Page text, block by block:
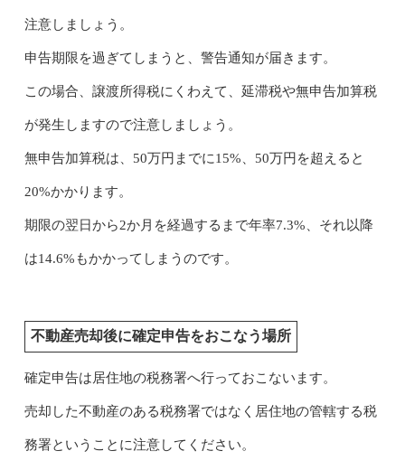
注意しましょう。
申告期限を過ぎてしまうと、警告通知が届きます。
この場合、譲渡所得税にくわえて、延滞税や無申告加算税
が発生しますので注意しましょう。
無申告加算税は、50万円までに15%、50万円を超えると
20%かかります。
期限の翌日から2か月を経過するまで年率7.3%、それ以降
は14.6%もかかってしまうのです。
不動産売却後に確定申告をおこなう場所
確定申告は居住地の税務署へ行っておこないます。
売却した不動産のある税務署ではなく居住地の管轄する税
務署ということに注意してください。